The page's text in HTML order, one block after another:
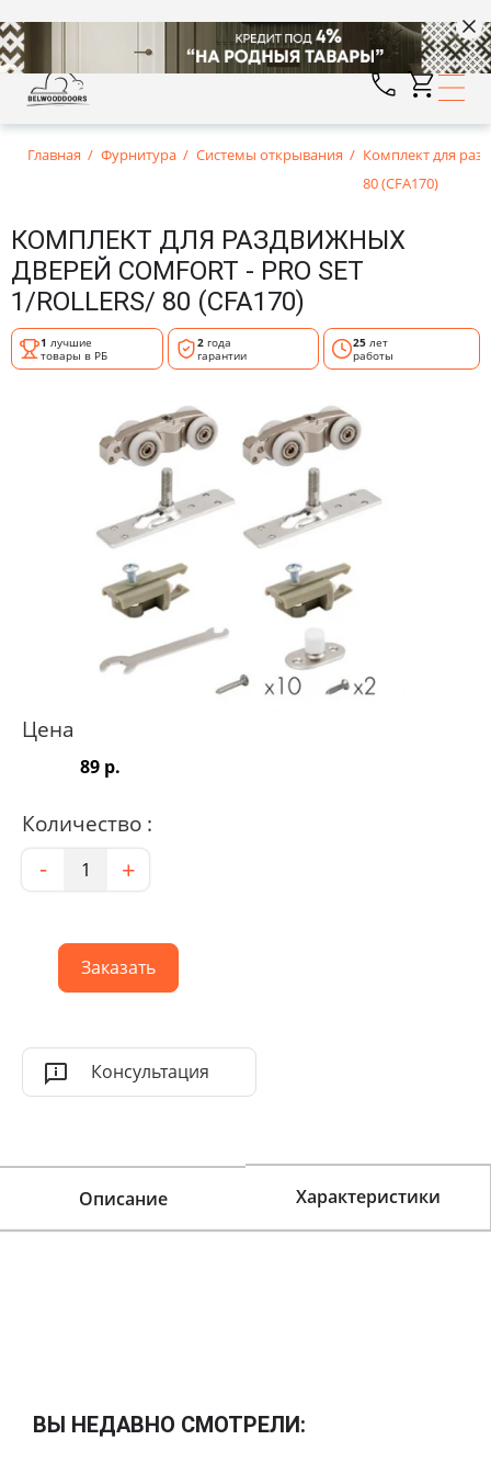
Главная Фурнитура Системы открывания
Комплект для
80 (CFA170)
КОМПЛЕКТ ДЛЯ РАЗДВИЖНЫХ
ДВЕРЕЙ COMFORT - PRO SET
1/ROLLERS/ 80 (CFA170)
1 лучшие
товары в РБ
2года
гарантии
25 лет
работы
Цена
89 р.
Количество :
Количество
- +
Заказать
Консультация
Описание Характеристики
ВЫ НЕДАВНО СМОТРЕЛИ: